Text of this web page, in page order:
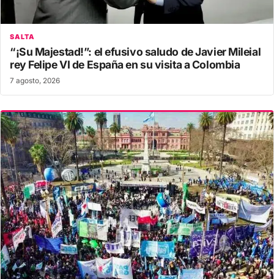
SALTA
“¡Su Majestad!”: el efusivo saludo de Javier Mileial
rey Felipe VI de España en su visita a Colombia
7 agosto, 2026